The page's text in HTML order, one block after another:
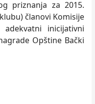
priznanja za 2015.
članovi Komisije
inicijativni
Opštine Bački